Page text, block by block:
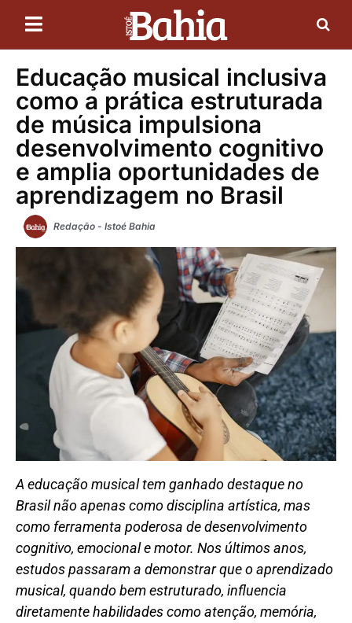
Educação musical inclusiva
como a prática estruturada
de música impulsiona
desenvolvimento cognitivo
e amplia oportunidades de
aprendizagem no Brasil
Redação - Istoé Bahia
A educação musical tem ganhado destaque no
Brasil não apenas como disciplina artística, mas
como ferramenta poderosa de desenvolvimento
cognitivo, emocional e motor. Nos últimos anos,
estudos passaram a demonstrar que o aprendizado
musical, quando bem estruturado, influencia
diretamente habilidades como atenção, memória,